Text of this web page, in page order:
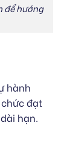
để hướng
hành
đạt
hạn.